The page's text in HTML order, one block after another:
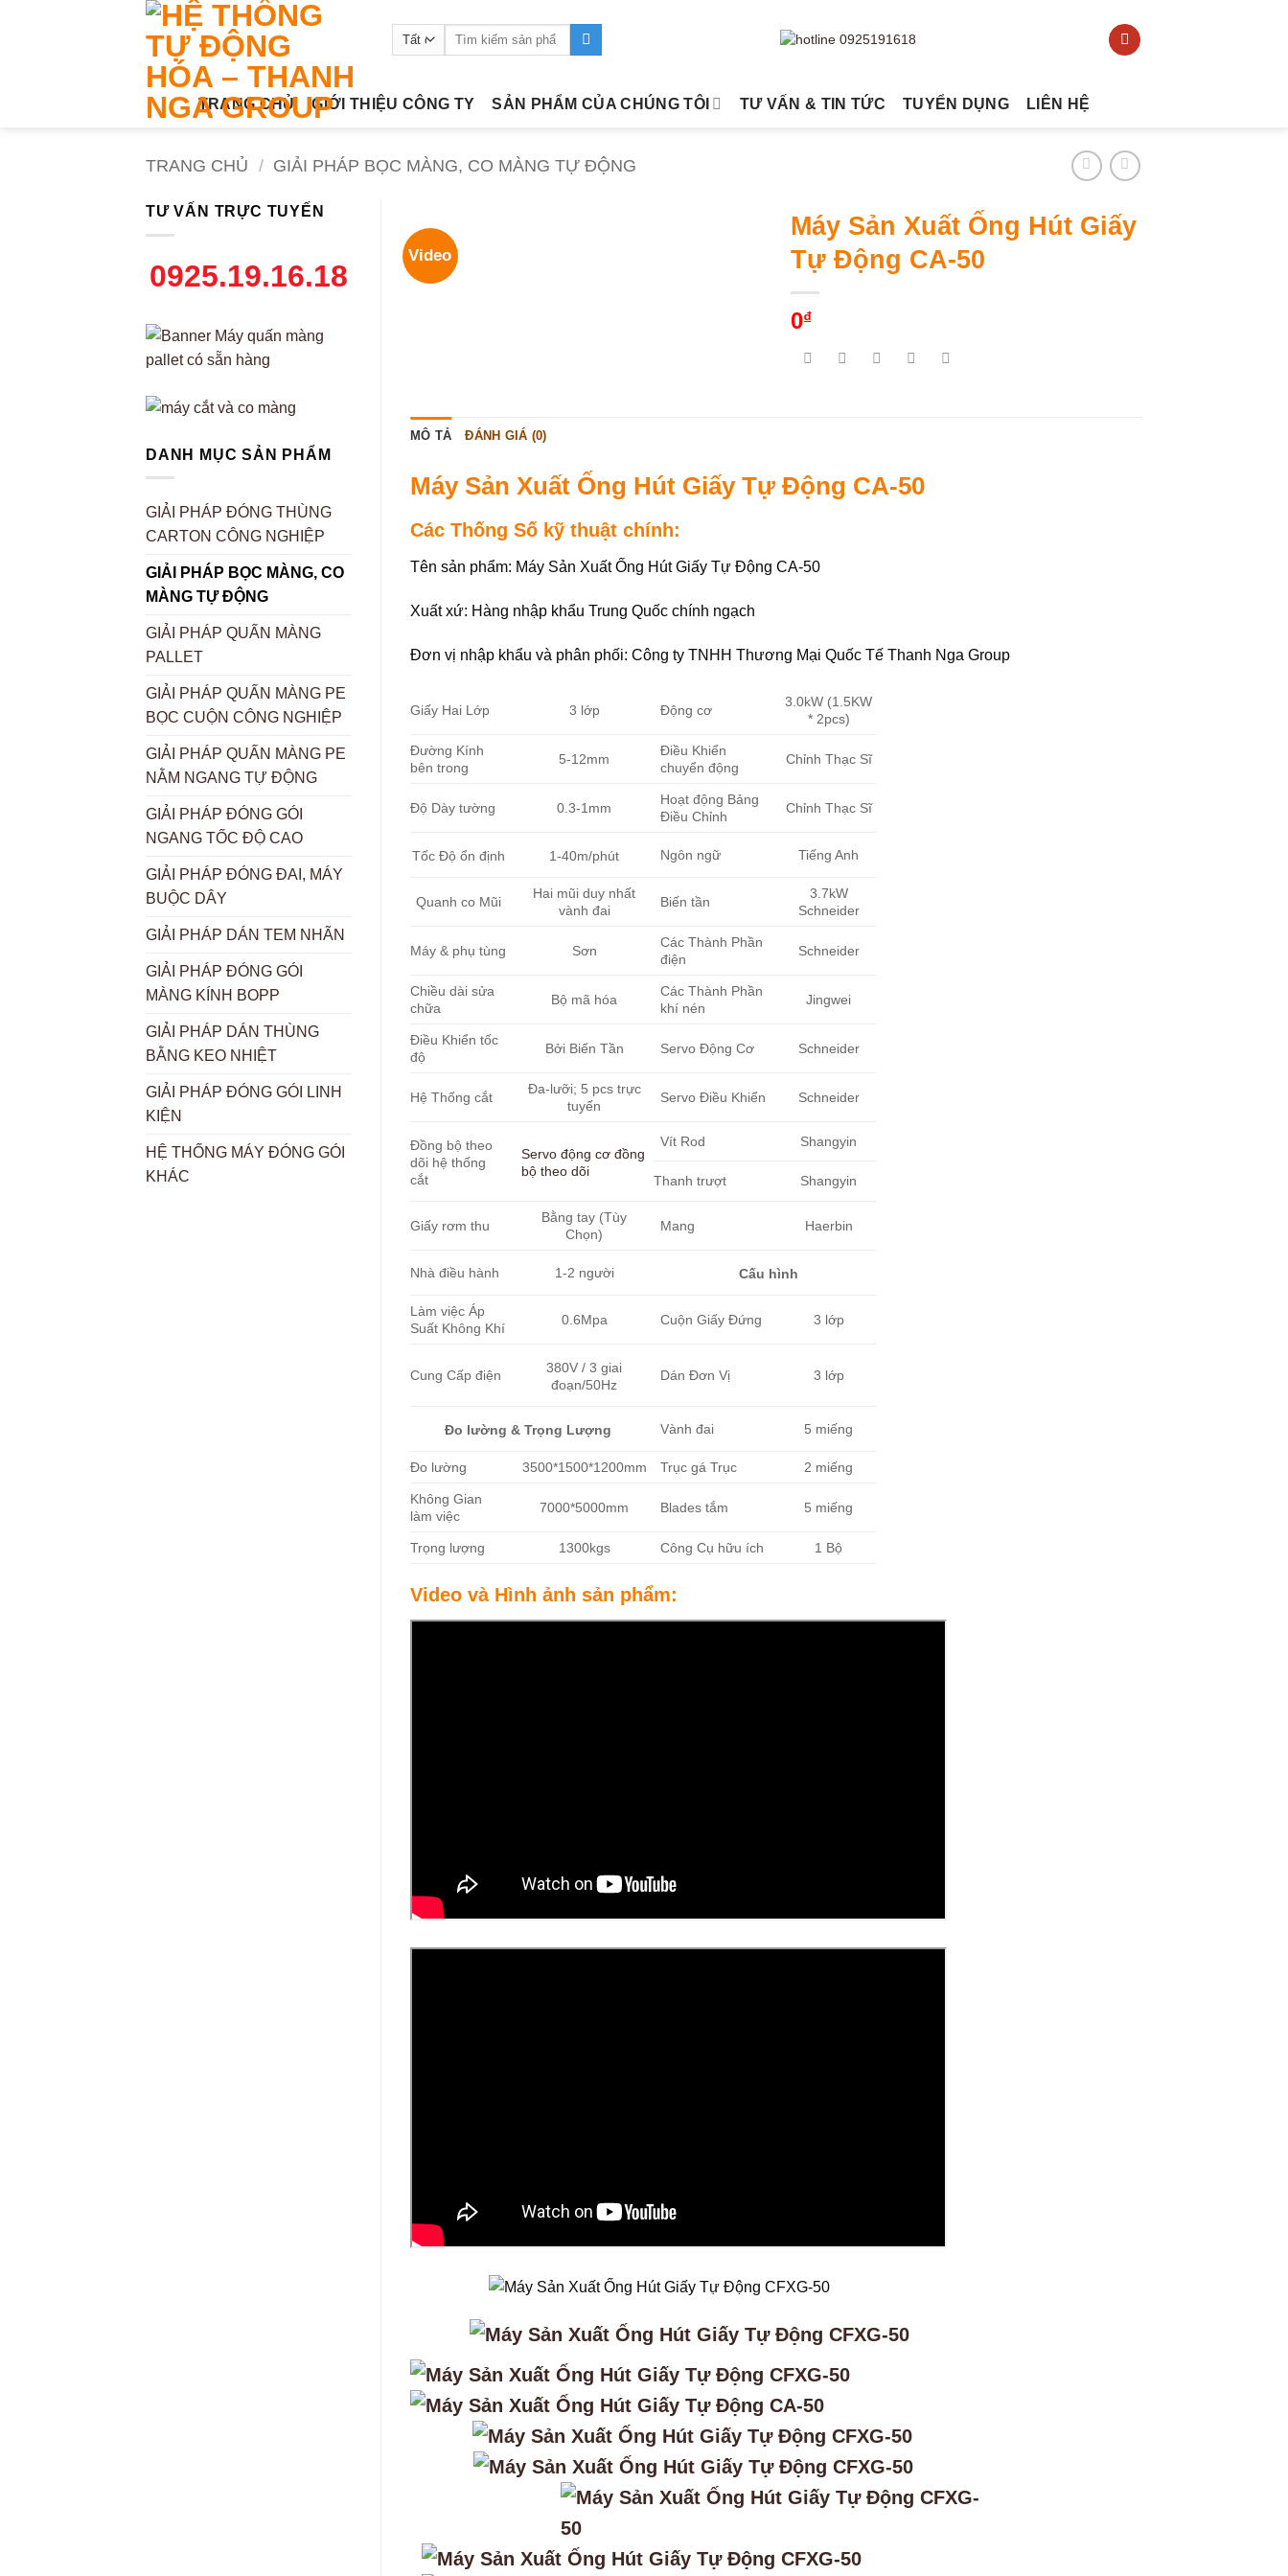
Tìm
TRANG CHỦ GIỚI THIỆU CÔNG TY SẢN PHẨM CỦA CHÚNG TÔI TƯ VẤN & TIN TỨC TUYỂN DỤNG LIÊN HỆ
TRANG CHỦ / GIẢI PHÁP BỌC MÀNG, CO MÀNG TỰ ĐỘNG
TƯ VẤN TRỰC TUYẾN
0925.19.16.18
DANH MỤC SẢN PHẨM
GIẢI PHÁP ĐÓNG THÙNG
CARTON CÔNG NGHIỆP
GIẢI PHÁP BỌC MÀNG, CO
MÀNG TỰ ĐỘNG
GIẢI PHÁP QUẤN MÀNG
PALLET
GIẢI PHÁP QUẤN MÀNG PE
BỌC CUỘN CÔNG NGHIỆP
GIẢI PHÁP QUẤN MÀNG PE
NẰM NGANG TỰ ĐỘNG
GIẢI PHÁP ĐÓNG GÓI
NGANG TỐC ĐỘ CAO
GIẢI PHÁP ĐÓNG ĐAI, MÁY
BUỘC DÂY
GIẢI PHÁP DÁN TEM NHÃN
GIẢI PHÁP ĐÓNG GÓI
MÀNG KÍNH BOPP
GIẢI PHÁP DÁN THÙNG
BẰNG KEO NHIỆT
GIẢI PHÁP ĐÓNG GÓI LINH
KIỆN
HỆ THỐNG MÁY ĐÓNG GÓI
KHÁC
Video
Máy Sản Xuất Ống Hút Giấy
Tự Động CA-50
0₫
MÔ TẢ ĐÁNH GIÁ (0)
Máy Sản Xuất Ống Hút Giấy Tự Động CA-50
Các Thống Số kỹ thuật chính:
Tên sản phẩm: Máy Sản Xuất Ống Hút Giấy Tự Động CA-50
Xuất xứ: Hàng nhập khẩu Trung Quốc chính ngạch
Đơn vị nhập khẩu và phân phối: Công ty TNHH Thương Mại Quốc Tế Thanh Nga Group
Giấy Hai Lớp 3 lớp Động cơ
3.0kW (1.5KW
* 2pcs)
Đường Kính
bên trong
5-12mm
Điều Khiển
chuyển động
Chỉnh Thạc Sĩ
Độ Dày tường 0.3-1mm
Hoạt động Bảng
Điều Chỉnh
Chỉnh Thạc Sĩ
Tốc Độ ổn định 1-40m/phút Ngôn ngữ Tiếng Anh
Quanh co Mũi
Hai mũi duy nhất
vành đai
Biến tần
3.7kW
Schneider
Máy & phụ tùng Sơn
Các Thành Phần
điện
Schneider
Chiều dài sửa
chữa
Bộ mã hóa
Các Thành Phần
khí nén
Jingwei
Điều Khiển tốc
độ
Bởi Biến Tần Servo Động Cơ Schneider
Hệ Thống cắt
Đa-lưỡi; 5 pcs trực
tuyến
Servo Điều Khiển Schneider
Đồng bộ theo
dõi hệ thống
cắt
Servo động cơ đồng
bộ theo dõi
Vít Rod Shangyin
Thanh trượt Shangyin
Giấy rơm thu
Bằng tay (Tùy
Chọn)
Mang Haerbin
Nhà điều hành 1-2 người Cấu hình
Làm việc Áp
Suất Không Khí
0.6Mpa Cuộn Giấy Đứng 3 lớp
Cung Cấp điện
380V / 3 giai
đoạn/50Hz
Dán Đơn Vị 3 lớp
Đo lường & Trọng Lượng Vành đai 5 miếng
Đo lường 3500*1500*1200mm Trục gá Trục 2 miếng
Không Gian
làm việc
7000*5000mm Blades tắm 5 miếng
Trọng lượng 1300kgs Công Cụ hữu ích 1 Bộ
Video và Hình ảnh sản phẩm: